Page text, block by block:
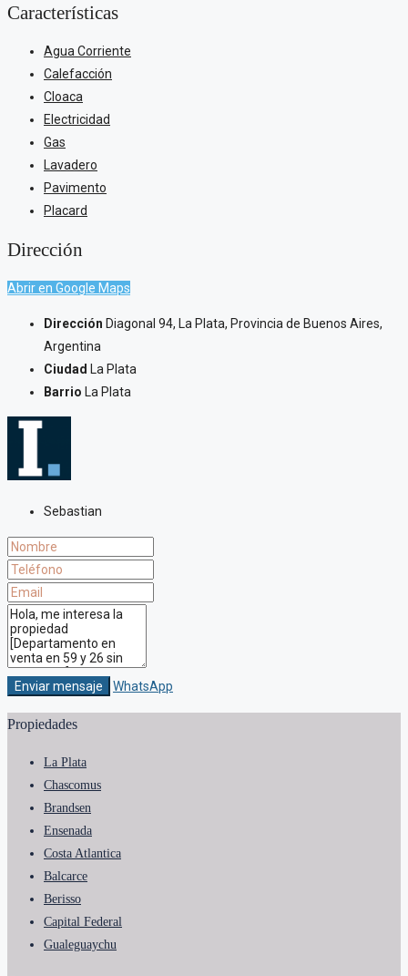
Características
Agua Corriente
Calefacción
Cloaca
Electricidad
Gas
Lavadero
Pavimento
Placard
Dirección
Abrir en Google Maps
Dirección Diagonal 94, La Plata, Provincia de Buenos Aires,
Argentina
Ciudad La Plata
Barrio La Plata
Sebastian
Enviar mensaje WhatsApp
Propiedades
La Plata
Chascomus
Brandsen
Ensenada
Costa Atlantica
Balcarce
Berisso
Capital Federal
Gualeguaychu